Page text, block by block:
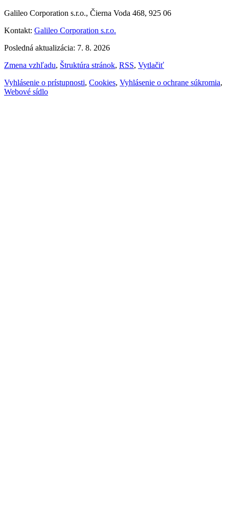
Galileo Corporation s.r.o., Čierna Voda 468, 925 06
Kontakt: Galileo Corporation s.r.o.
Posledná aktualizácia: 7. 8. 2026
Zmena vzhľadu, Štruktúra stránok, RSS, Vytlačiť
Vyhlásenie o prístupnosti, Cookies, Vyhlásenie o ochrane súkromia,
Webové sídlo